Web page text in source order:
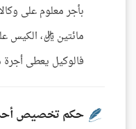
بأجر معلوم على
مائتين ريال، الكيس
فالوكيل يعطى أجرة
حكم تخصيص أحد